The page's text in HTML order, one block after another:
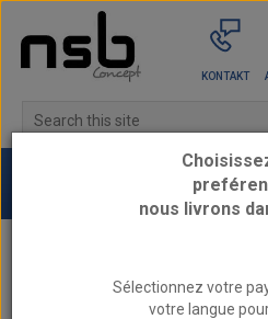
KONTAKT
AUDI A4 4
nous livrons
Sélectionnez votre
votre langue